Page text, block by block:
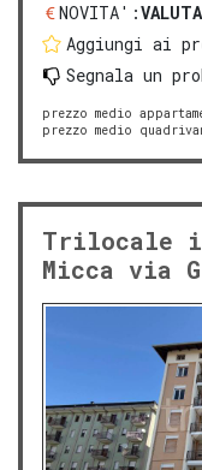
NOVITA':
Aggiungi ai
Segnala un
prezzo medio
prezzo medio
Trilocale
Micca via